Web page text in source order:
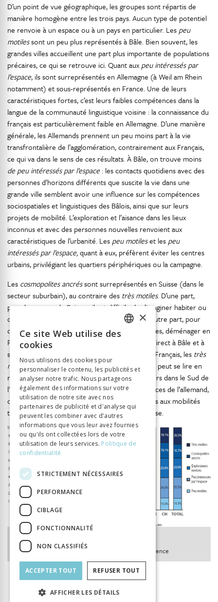
D’un point de vue géographique, les groupes sont répartis de
manière homogène entre les trois pays. Aucun type de potentiel
ne renvoie à un espace ou à un pays en particulier. Les peu
motilessont un peu plus représentés à Bâle. Bien souvent, les
grandes villes accueillent une part plus importante de populations
précaires, ce qui se retrouve ici. Quant aux peu intéressés par
l’espace, ils sont surreprésentés en Allemagne (à Weil am Rhein
notamment) et sous-représentés en France. Une de leurs
caractéristiques fortes, c’est leurs faibles compétences dans la
langue de la communauté linguistique voisine : la connaissance du
français est particulièrement faible en Allemagne. D’une manière
générale, les Allemands prennent un peu moins part à la vie
transfrontalière de l’agglomération, contrairement aux Français,
ce qui va dans le sens de ces résultats. À Bâle, on trouve moins
de peu intéressés par l’espace: les contacts quotidiens avec des
personnes d’horizons différents que suscite la vie dans une
grande ville semblent avoir une influence sur les compétences
sociospatiales et linguistiques des Bâlois, ainsi que sur leurs
projets de mobilité. L’exploration et l’aisance dans les lieux
inconnus et avec des personnes nouvelles renvoient aux
caractéristiques de l’urbanité. Les peu motileset les peu
intéressés par l’espace,quant à eux, préfèrent éviter les centres
urbains, privilégiant les quartiers périphériques ou la campagne.
Les cosmopolites ancréssont surreprésentés en Suisse (dans le
secteur suburbain), au contraire des très motiles. D’une part,
pour beaucoup de Suisses, il est difficile de s’imaginer habiter ou
de se faire soigner dans un des pays voisins. D’autre part, pour
ceux qui recherchent les caractéristiques urbaines, déménager en
France ou en Allemagne signifie perdre l’accès direct à Bâle et à
son offre métropolitaine. Finalement, parmi les Français, les très
motilessont surreprésentés. Ce dernier résultat peut se lire en
relation avec la présence de nombreux frontaliers dans le Sud de
l’Alsace : ces derniers ont de bonnes connaissances de l’allemand,
de la région transfrontalière et sont plus ouverts aux mobilités
transfrontalières, surtout en direction de la Suisse.
Figure 67
Types de motilité, selon le pays et le secteur de résidence
ITALIAN
×
Ce site Web utilise des
cookies
Nous utilisons des cookies pour
personnaliser le contenu, les publicités et
analyser notre trafic. Nous partageons
également des informations sur votre
utilisation de notre site avec nos
partenaires de publicité et d'analyse qui
peuvent les combiner avec d'autres
informations que vous leur avez fournies
ou qu'ils ont collectées lors de votre
utilisation de leurs services. Politique de
confidentialité
STRICTEMENT NÉCESSAIRES
PERFORMANCE
CIBLAGE
FONCTIONNALITÉ
NON CLASSIFIÉS
ACCEPTER TOUT REFUSER TOUT
AFFICHER LES DÉTAILS